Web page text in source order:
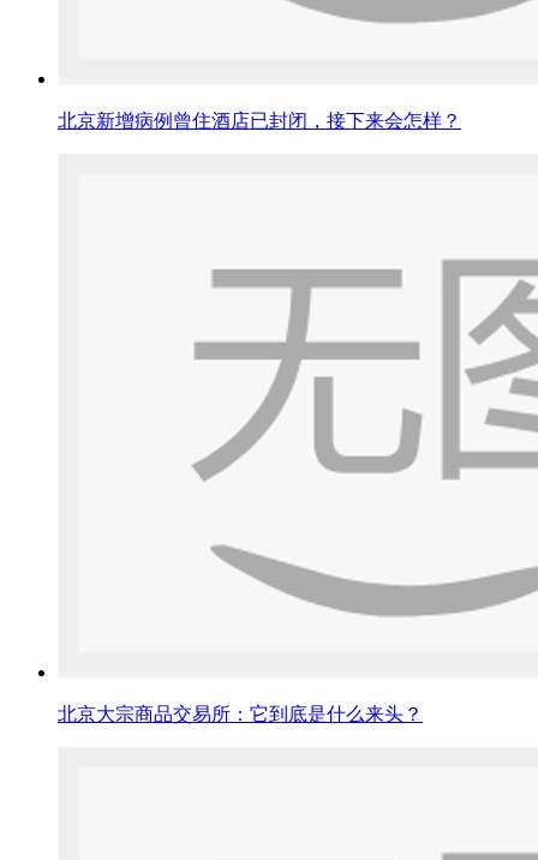
北京新增病例曾住酒店已封闭，接下来会怎样？
北京大宗商品交易所：它到底是什么来头？